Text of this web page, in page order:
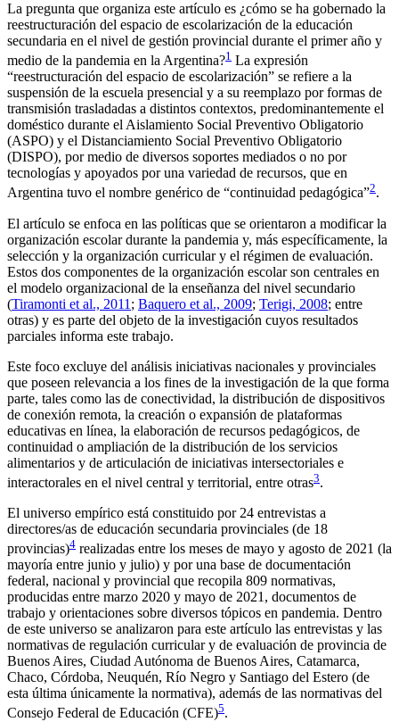
La pregunta que organiza este artículo es ¿cómo se ha gobernado la
reestructuración del espacio de escolarización de la educación
secundaria en el nivel de gestión provincial durante el primer año y
medio de la pandemia en la Argentina?1 La expresión
“reestructuración del espacio de escolarización” se refiere a la
suspensión de la escuela presencial y a su reemplazo por formas de
transmisión trasladadas a distintos contextos, predominantemente el
doméstico durante el Aislamiento Social Preventivo Obligatorio
(ASPO) y el Distanciamiento Social Preventivo Obligatorio
(DISPO), por medio de diversos soportes mediados o no por
tecnologías y apoyados por una variedad de recursos, que en
Argentina tuvo el nombre genérico de “continuidad pedagógica”2.
El artículo se enfoca en las políticas que se orientaron a modificar la
organización escolar durante la pandemia y, más específicamente, la
selección y la organización curricular y el régimen de evaluación.
Estos dos componentes de la organización escolar son centrales en
el modelo organizacional de la enseñanza del nivel secundario
(Tiramonti et al., 2011 ; Baquero et al., 2009; Terigi, 2008; entre
otras) y es parte del objeto de la investigación cuyos resultados
parciales informa este trabajo.
Este foco excluye del análisis iniciativas nacionales y provinciales
que poseen relevancia a los fines de la investigación de la que forma
parte, tales como las de conectividad, la distribución de dispositivos
de conexión remota, la creación o expansión de plataformas
educativas en línea, la elaboración de recursos pedagógicos, de
continuidad o ampliación de la distribución de los servicios
alimentarios y de articulación de iniciativas intersectoriales e
interactorales en el nivel central y territorial, entre otras3.
El universo empírico está constituido por 24 entrevistas a
directores/as de educación secundaria provinciales (de 18
provincias)4 realizadas entre los meses de mayo y agosto de 2021 (la
mayoría entre junio y julio) y por una base de documentación
federal, nacional y provincial que recopila 809 normativas,
producidas entre marzo 2020 y mayo de 2021, documentos de
trabajo y orientaciones sobre diversos tópicos en pandemia. Dentro
de este universo se analizaron para este artículo las entrevistas y las
normativas de regulación curricular y de evaluación de provincia de
Buenos Aires, Ciudad Autónoma de Buenos Aires, Catamarca,
Chaco, Córdoba, Neuquén, Río Negro y Santiago del Estero (de
esta última únicamente la normativa), además de las normativas del
Consejo Federal de Educación (CFE)5.